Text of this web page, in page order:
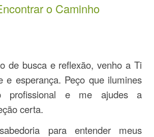
o Caminho
de busca e reflexão, venho a Ti
e esperança. Peço que ilumines
profissional e me ajudes a
certa.
para entender meus